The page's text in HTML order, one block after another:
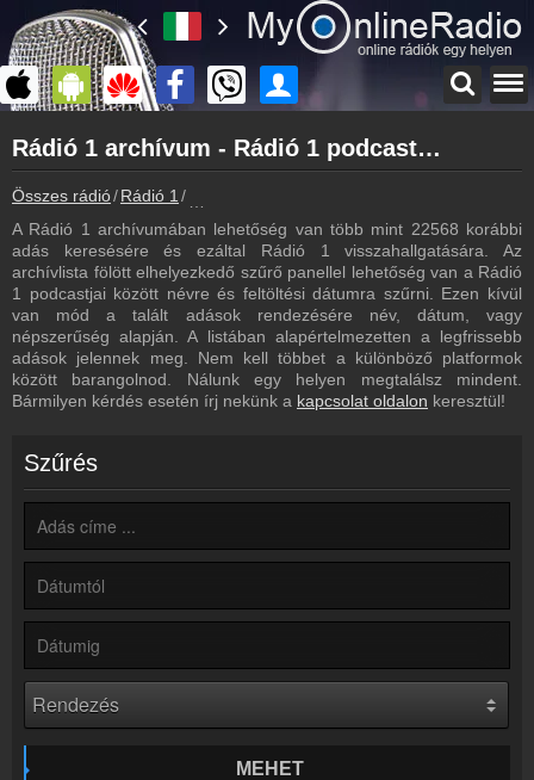
myonlineradio.hu
Rádió 1
Vissza a Rádió 1 oldalára
Bejelentkezés
Hozz létre saját fiókot!
Most szól
Tudd meg mi szólt eddig
Frekvenciák
Rádió 1 frekvencia
Rádió 1 műsorai
Webkamera
Rádió 1 webkamera, élőkép
Hírek
Rádió 1 kapcsolatos hírek
Kapcsolat
Írj nekünk!
Partnerek
Rádiós partnerek
Rádió beágyazás
Ágyazd be weboldaladba
Rádió 1 archívum - Rádió 1 podcasts - Rádió 1 visszahallgatás
Összes rádió Rádió 1
A Rádió 1 archívumában lehetőség van több mint 22568 korábbi
adás keresésére és ezáltal Rádió 1 visszahallgatására. Az
archívlista fölött elhelyezkedő szűrő panellel lehetőség van a Rádió
1 podcastjai között névre és feltöltési dátumra szűrni. Ezen kívül
van mód a talált adások rendezésére név, dátum, vagy
népszerűség alapján. A listában alapértelmezetten a legfrissebb
adások jelennek meg. Nem kell többet a különböző platformok
között barangolnod. Nálunk egy helyen megtalálsz mindent.
Bármilyen kérdés esetén írj nekünk a kapcsolat oldalon keresztül!
Szűrés
MEHET